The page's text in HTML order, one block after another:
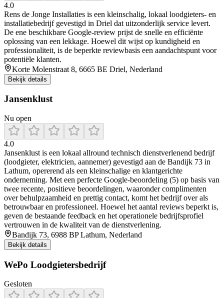
4.0
Rens de Jonge Installaties is een kleinschalig, lokaal loodgieters- en
installatiebedrijf gevestigd in Driel dat uitzonderlijk service levert.
De ene beschikbare Google-review prijst de snelle en efficiënte
oplossing van een lekkage. Hoewel dit wijst op kundigheid en
professionaliteit, is de beperkte reviewbasis een aandachtspunt voor
potentiële klanten.
Korte Molenstraat 8, 6665 BE Driel, Nederland
Bekijk details
Jansenklust
Nu open
4.0
Jansenklust is een lokaal allround technisch dienstverlenend bedrijf
(loodgieter, elektricien, aannemer) gevestigd aan de Bandijk 73 in
Lathum, opererend als een kleinschalige en klantgerichte
onderneming. Met een perfecte Google-beoordeling (5) op basis van
twee recente, positieve beoordelingen, waaronder complimenten
over behulpzaamheid en prettig contact, komt het bedrijf over als
betrouwbaar en professioneel. Hoewel het aantal reviews beperkt is,
geven de bestaande feedback en het operationele bedrijfsprofiel
vertrouwen in de kwaliteit van de dienstverlening.
Bandijk 73, 6988 BP Lathum, Nederland
Bekijk details
WePo Loodgietersbedrijf
Gesloten